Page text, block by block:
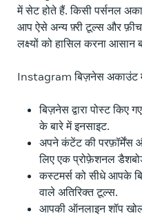
में सेट होते हैं. किसी पर्सनल
आप ऐसे अन्य फ़्री टूल्स और
लक्ष्यों को हासिल करना आसान
Instagram बिज़नेस अकाउंट में
बिज़नेस द्वारा पोस्ट
के बारे में इनसाइट.
अपने कंटेंट की
लिए एक प्रोफ़ेशनल
कस्टमर्स को सीधे आपके
वाले अतिरिक्त टूल्स.
आपकी ऑनलाइन शॉप